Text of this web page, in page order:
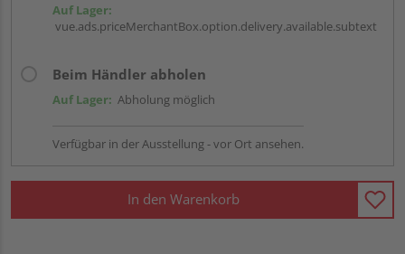
Auf Lager:
vue.ads.priceMerchantBox.option.delivery.available.subtext
Beim Händler abholen
Auf Lager: Abholung möglich
Verfügbar in der Ausstellung - vor Ort ansehen.
In den Warenkorb